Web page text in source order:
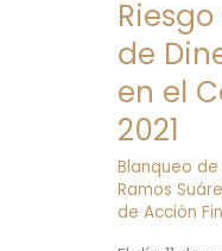
de
en el
2021
Blanqueo
Ramos
de Acción
sobre
Indicadores
Riesgo
de
Lavado
de
Dinero